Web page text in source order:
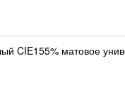
CIE155% матовое